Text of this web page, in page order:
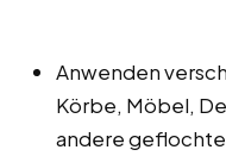
Anwenden
Körbe, Möbel,
andere